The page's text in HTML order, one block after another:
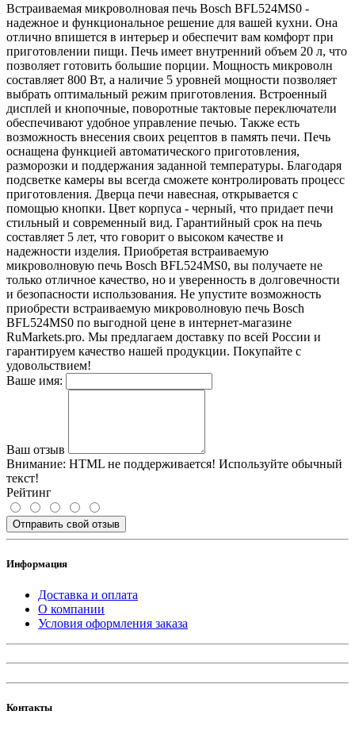
Встраиваемая микроволновая печь Bosch BFL524MS0 -
надежное и функциональное решение для вашей кухни. Она
отлично впишется в интерьер и обеспечит вам комфорт при
приготовлении пищи. Печь имеет внутренний объем 20 л, что
позволяет готовить большие порции. Мощность микроволн
составляет 800 Вт, а наличие 5 уровней мощности позволяет
выбрать оптимальный режим приготовления. Встроенный
дисплей и кнопочные, поворотные тактовые переключатели
обеспечивают удобное управление печью. Также есть
возможность внесения своих рецептов в память печи. Печь
оснащена функцией автоматического приготовления,
разморозки и поддержания заданной температуры. Благодаря
подсветке камеры вы всегда сможете контролировать процесс
приготовления. Дверца печи навесная, открывается с
помощью кнопки. Цвет корпуса - черный, что придает печи
стильный и современный вид. Гарантийный срок на печь
составляет 5 лет, что говорит о высоком качестве и
надежности изделия. Приобретая встраиваемую
микроволновую печь Bosch BFL524MS0, вы получаете не
только отличное качество, но и уверенность в долговечности
и безопасности использования. Не упустите возможность
приобрести встраиваемую микроволновую печь Bosch
BFL524MS0 по выгодной цене в интернет-магазине
RuMarkets.pro. Мы предлагаем доставку по всей России и
гарантируем качество нашей продукции. Покупайте с
удовольствием!
Ваше имя:
Ваш отзыв
Внимание: HTML не поддерживается! Используйте обычный
текст!
Рейтинг
Отправить свой отзыв
Информация
Доставка и оплата
О компании
Условия оформления заказа
Контакты